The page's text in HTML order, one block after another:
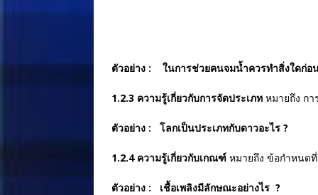
ตัวอย่าง : ในการช่วยคนจมน้ำควร
1.2.3 ความรู้เกี่ยวกับการจัดประเภท หมายถึง ก
ตัวอย่าง : โลกเป็นประเภทกับดาวอ
1.2.4 ความรู้เกี่ยวกับเกณฑ์ หมายถึง ข้อกำหนด
ตัวอย่าง : เชื้อเพลิงมีลักษณะอย่างไร